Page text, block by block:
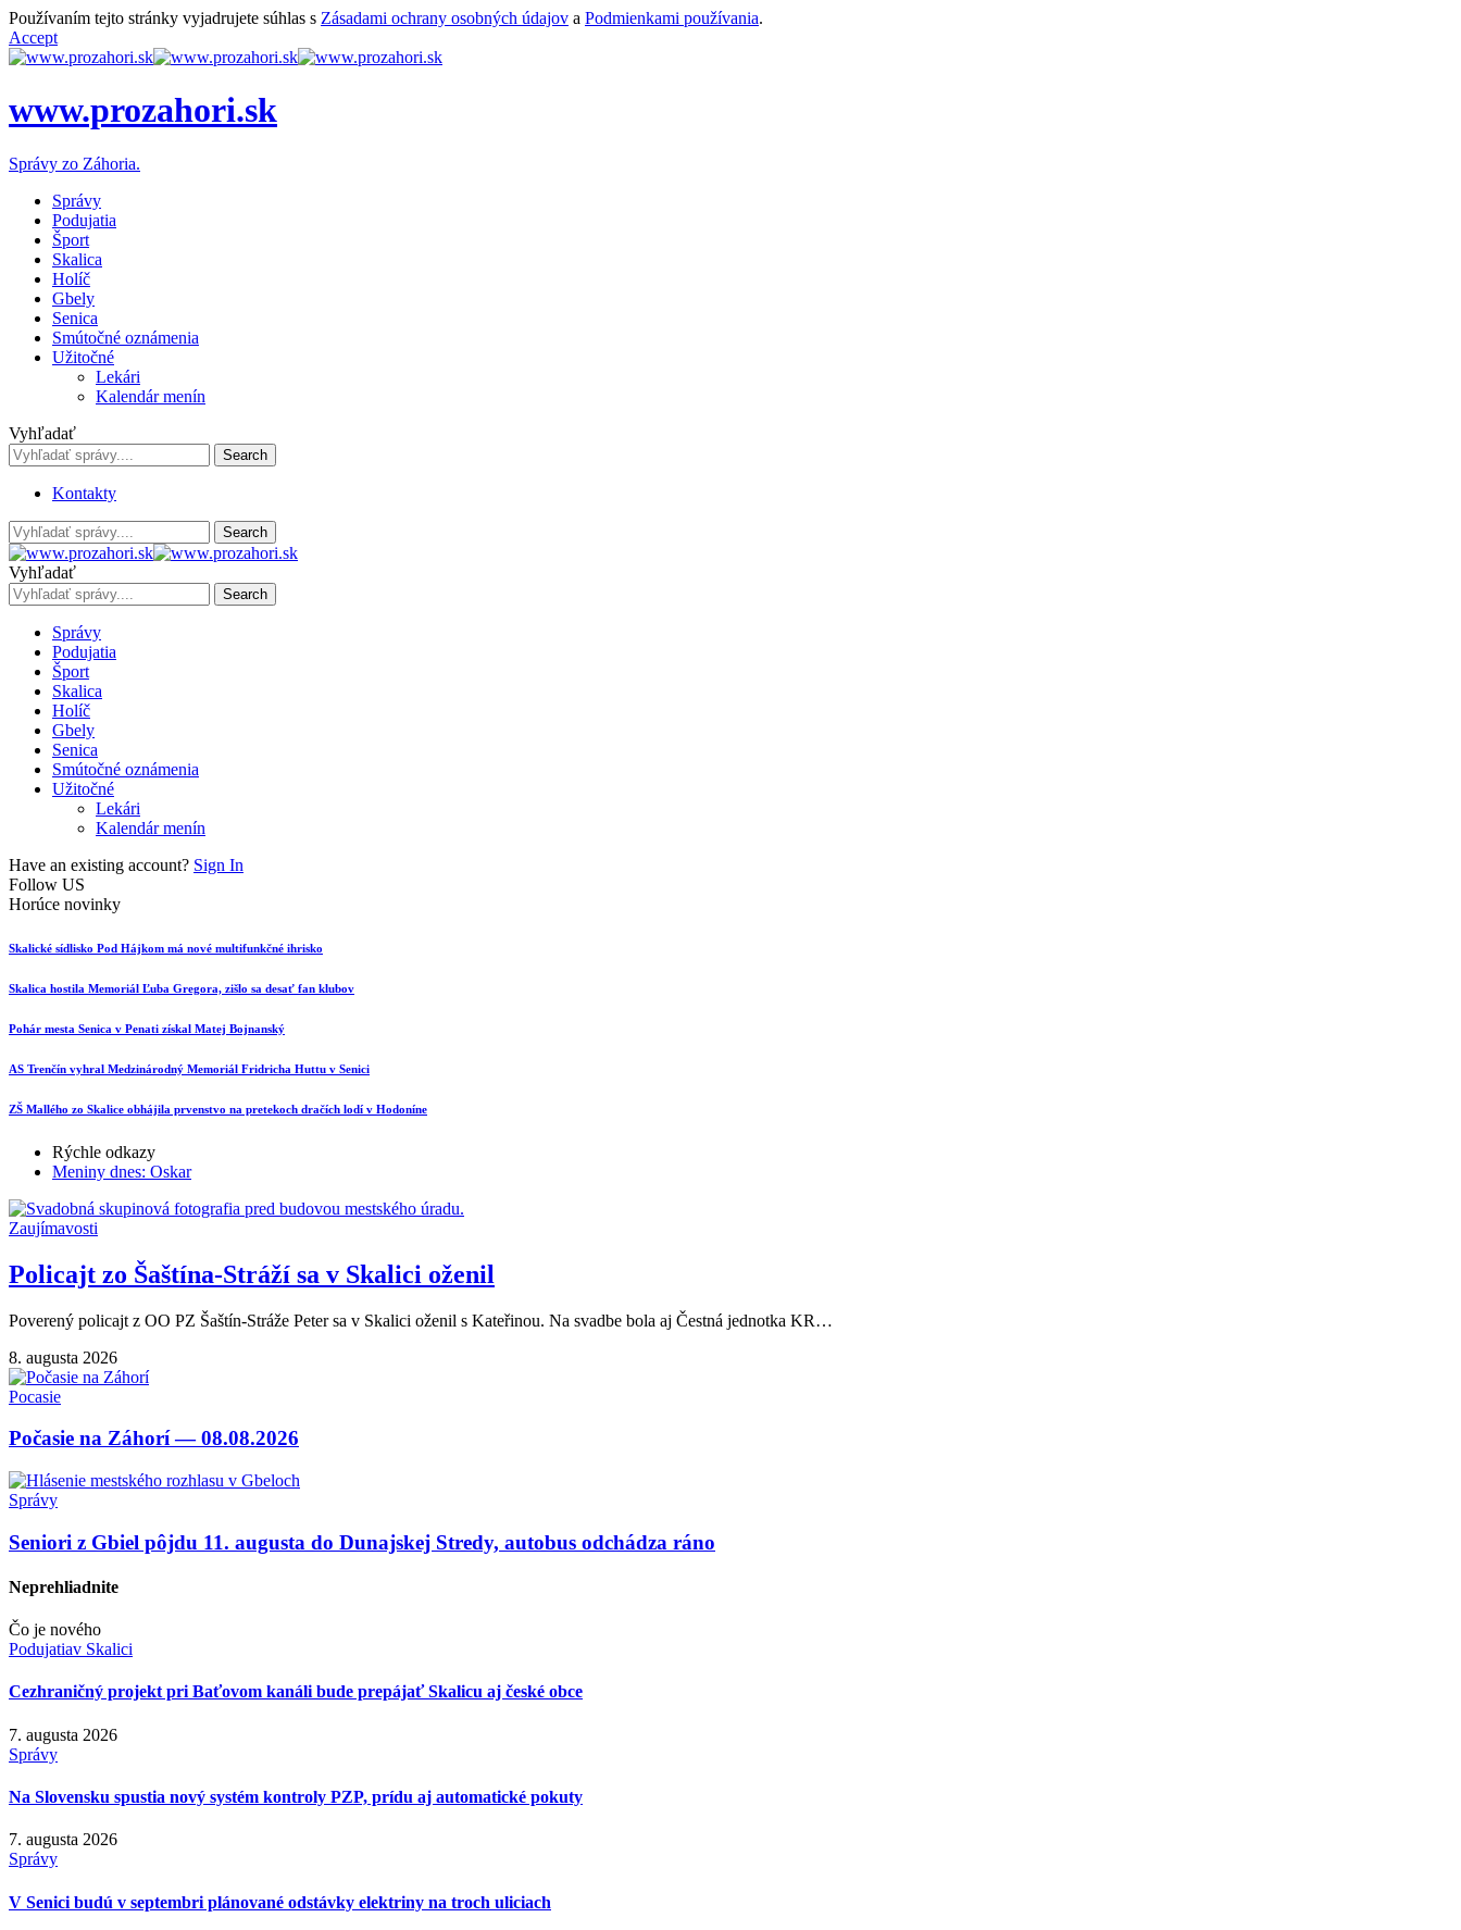
Používaním tejto stránky vyjadrujete súhlas s Zásadami ochrany osobných údajov a Podmienkami používania.
Accept
www.prozahori.sk
Správy zo Záhoria.
Správy
Podujatia
Šport
Skalica
Holíč
Gbely
Senica
Smútočné oznámenia
Užitočné
Lekári
Kalendár menín
Vyhľadať
Kontakty
Vyhľadať
Správy
Podujatia
Šport
Skalica
Holíč
Gbely
Senica
Smútočné oznámenia
Užitočné
Lekári
Kalendár menín
Have an existing account? Sign In
Follow US
Horúce novinky
Skalické sídlisko Pod Hájkom má nové multifunkčné ihrisko
Skalica hostila Memoriál Ľuba Gregora, zišlo sa desať fan klubov
Pohár mesta Senica v Penati získal Matej Bojnanský
AS Trenčín vyhral Medzinárodný Memoriál Fridricha Huttu v Senici
ZŠ Mallého zo Skalice obhájila prvenstvo na pretekoch dračích lodí v Hodoníne
Rýchle odkazy
Meniny dnes: Oskar
Zaujímavosti
Policajt zo Šaštína-Stráží sa v Skalici oženil
Poverený policajt z OO PZ Šaštín-Stráže Peter sa v Skalici oženil s Kateřinou. Na svadbe bola aj Čestná jednotka KR…
8. augusta 2026
Pocasie
Počasie na Záhorí — 08.08.2026
Správy
Seniori z Gbiel pôjdu 11. augusta do Dunajskej Stredy, autobus odchádza ráno
Neprehliadnite
Čo je nového
Podujatiav Skalici
Cezhraničný projekt pri Baťovom kanáli bude prepájať Skalicu aj české obce
7. augusta 2026
Správy
Na Slovensku spustia nový systém kontroly PZP, prídu aj automatické pokuty
7. augusta 2026
Správy
V Senici budú v septembri plánované odstávky elektriny na troch uliciach